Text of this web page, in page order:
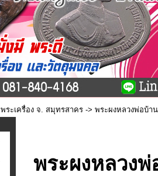
พระเครื่อง จ. สมุทรสาคร -> พระผงหลวงพ่อบ้า
พระผงหลวง